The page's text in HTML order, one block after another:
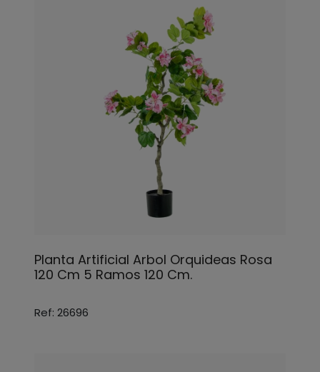
Planta Artificial Arbol Orquideas Rosa
120 Cm 5 Ramos 120 Cm.
Ref: 26696